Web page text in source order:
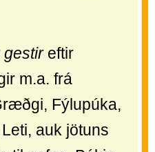
gestireftir
m.a. frá
Fýlupúka,
auk jötuns